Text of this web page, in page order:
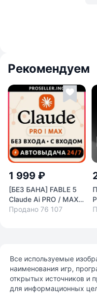
Рекомендуем
1 999 ₽
[БЕЗ БАНА] FABLE 5
Claude Ai PRO / MAX /
Code Anthropic
Продано 76 107
Все используемые
наименования игр,
открытых источников и
для информационных